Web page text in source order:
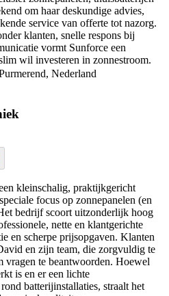
om haar deskundige advies,
service van offerte tot nazorg.
klanten, snelle respons bij
vormt Sunforce een
wil investeren in zonnestroom.
Nederland
kleinschalig, praktijkgericht
focus op zonnepanelen (en
bedrijf scoort uitzonderlijk hoog
nette en klantgerichte
en scherpe prijsopgaven. Klanten
en zijn team, die zorgvuldig te
vragen te beantwoorden. Hoewel
is en er een lichte
batterijinstallaties, straalt het